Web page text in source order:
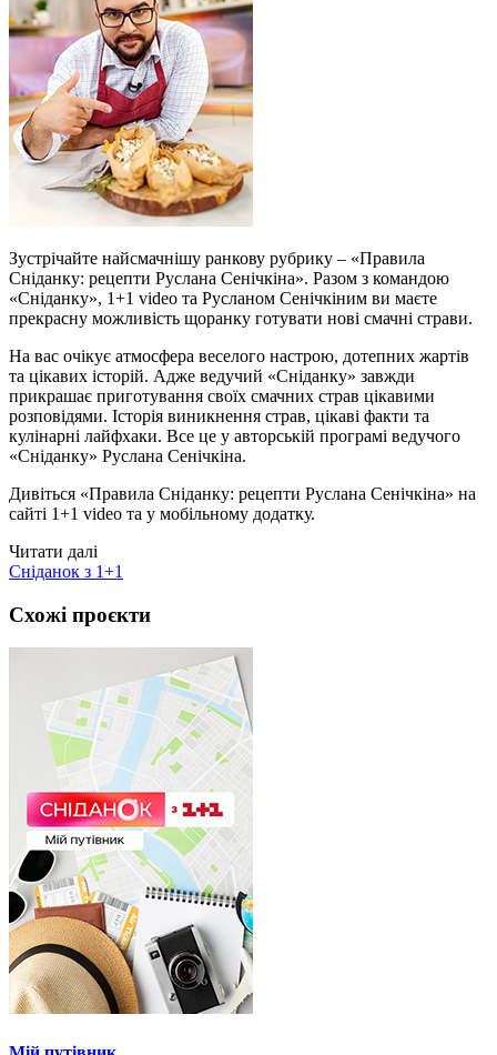
Зустрічайте найсмачнішу ранкову рубрику – «Правила
Сніданку: рецепти Руслана Сенічкіна». Разом з командою
«Сніданку», 1+1 video та Русланом Сенічкіним ви маєте
прекрасну можливість щоранку готувати нові смачні страви.
На вас очікує атмосфера веселого настрою, дотепних жартів
та цікавих історій. Адже ведучий «Сніданку» завжди
прикрашає приготування своїх смачних страв цікавими
розповідями. Історія виникнення страв, цікаві факти та
кулінарні лайфхаки. Все це у авторській програмі ведучого
«Сніданку» Руслана Сенічкіна.
Дивіться «Правила Сніданку: рецепти Руслана Сенічкіна» на
сайті 1+1 video та у мобільному додатку.
Читати далі
Сніданок з 1+1
Схожі проєкти